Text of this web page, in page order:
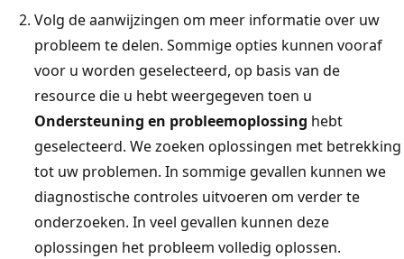
Volg de aanwijzingen om meer informatie over uw
probleem te delen. Sommige opties kunnen vooraf
voor u worden geselecteerd, op basis van de
resource die u hebt weergegeven toen u
Ondersteuning en probleemoplossing hebt
geselecteerd. We zoeken oplossingen met betrekking
tot uw problemen. In sommige gevallen kunnen we
diagnostische controles uitvoeren om verder te
onderzoeken. In veel gevallen kunnen deze
oplossingen het probleem volledig oplossen.